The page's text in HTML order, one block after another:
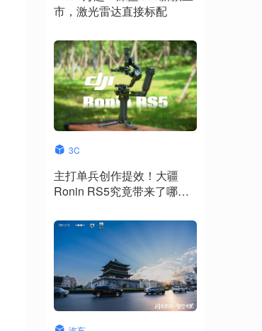
市，激光雷达直接标配
3C
主打单兵创作提效！大疆
Ronin RS5究竟带来了哪些